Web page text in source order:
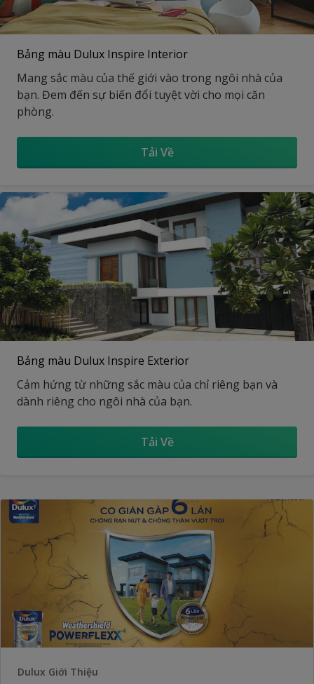
Bảng màu Dulux Inspire Interior
Mang sắc màu của thế giới vào trong ngôi nhà của
bạn. Đem đến sự biến đổi tuyệt vời cho mọi căn
phòng.
Tải Về
Bảng màu Dulux Inspire Exterior
Cảm hứng từ những sắc màu của chỉ riêng bạn và
dành riêng cho ngôi nhà của bạn.
Tải Về
Dulux Giới Thiệu